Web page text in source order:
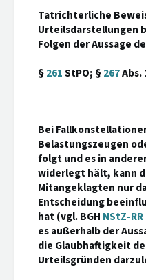
Tatrichterliche
Urteilsdarstellungen
Folgen der Aussage
§261StPO; §267Abs.
Bei
Belastungszeugen
folgt und es in
widerlegt hält, kann
Mitangeklagten nur
Entscheidung
hat (vgl. BGH NStZ-
es außerhalb der
die Glaubhaftigkeit
Urteilsgründen